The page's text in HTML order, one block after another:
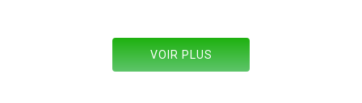
VOIR PLUS